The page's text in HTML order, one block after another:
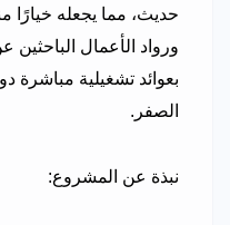
حديث، مما يجعله خيارًا
ورواد الأعمال
بعوائد تشغيلية مباشرة
الصفر.
نبذة عن المشروع: